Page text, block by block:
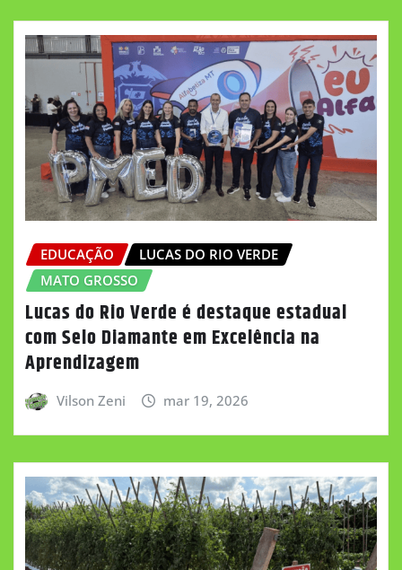
EDUCAÇÃO
LUCAS DO RIO VERDE
MATO GROSSO
Lucas do Rio Verde é destaque estadual
com Selo Diamante em Excelência na
Aprendizagem
Vilson Zeni mar 19, 2026